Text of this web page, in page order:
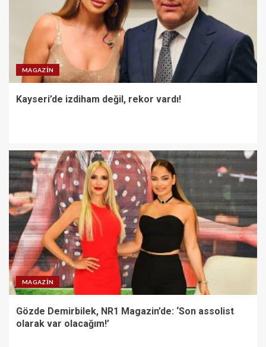
MAGAZIN
Kayseri’de izdiham değil, rekor vardı!
MAGAZIN
Gözde Demirbilek, NR1 Magazin’de: ‘Son assolist
olarak var olacağım!’